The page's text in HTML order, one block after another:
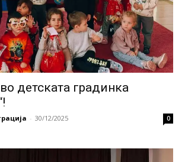
детската градинка
- 30/12/2025 0